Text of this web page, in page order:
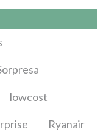
lowcost
Ryanair